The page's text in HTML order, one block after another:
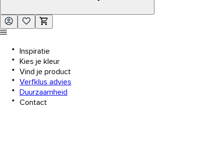
Inspiratie
Kies je kleur
Vind je product
Verfklus advies
Duurzaamheid
Contact